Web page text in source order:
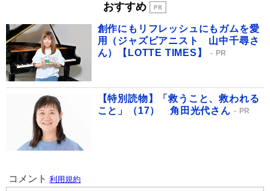
おすすめ
創作にもリフレッシュにもガムを愛
用（ジャズピアニスト 山中千尋さ
ん）【LOTTE TIMES】
PR
【特別読物】「救うこと、救われる
こと」（17） 角田光代さん
PR